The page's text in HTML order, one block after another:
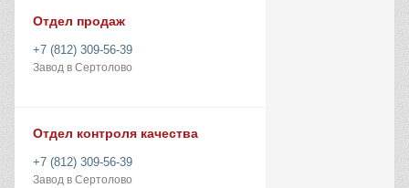
Отдел продаж
+7 (812) 309-56-39
Завод в Сертолово
Отдел контроля качества
+7 (812) 309-56-39
Завод в Сертолово